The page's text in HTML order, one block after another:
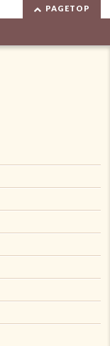
PAGETOP